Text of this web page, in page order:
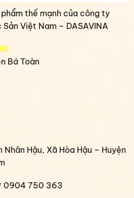
thế mạnh của công ty
Việt Nam – DASAVINA
Bá Toàn
Nhân Hậu, Xã Hòa Hậu – Huyện
0904 750 363